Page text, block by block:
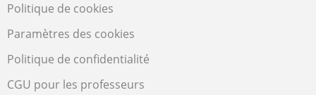
Politique de cookies
Paramètres des cookies
Politique de confidentialité
CGU pour les professeurs